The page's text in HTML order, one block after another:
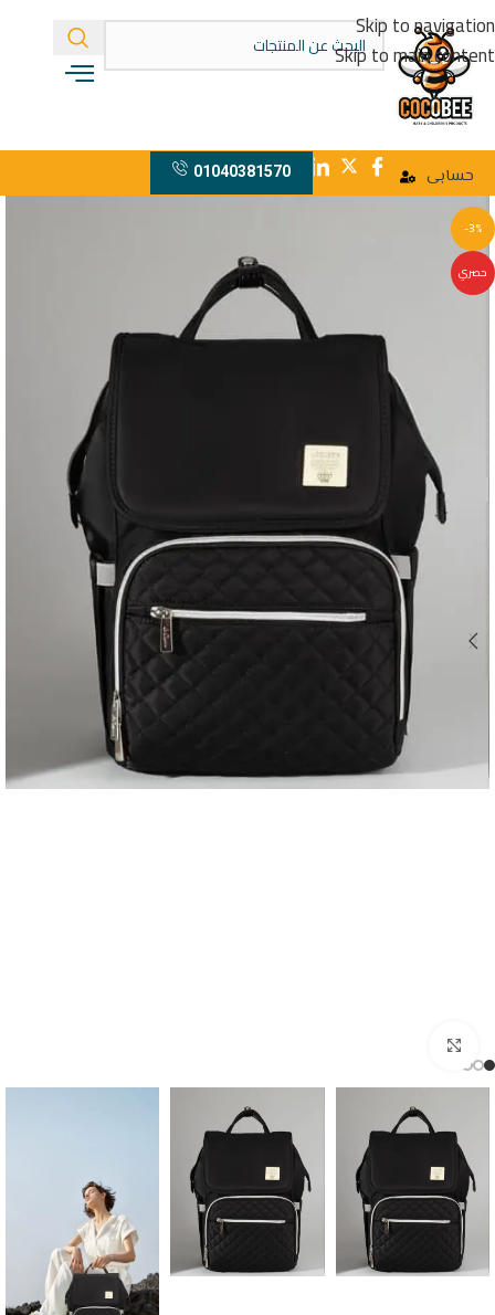
Skip to navigation
Skip to main content
حسابى 01040381570
-3%
حصري